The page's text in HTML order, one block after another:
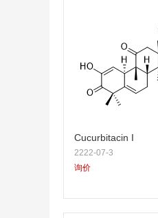
Cucurbitacin I
2222-07-3
询价